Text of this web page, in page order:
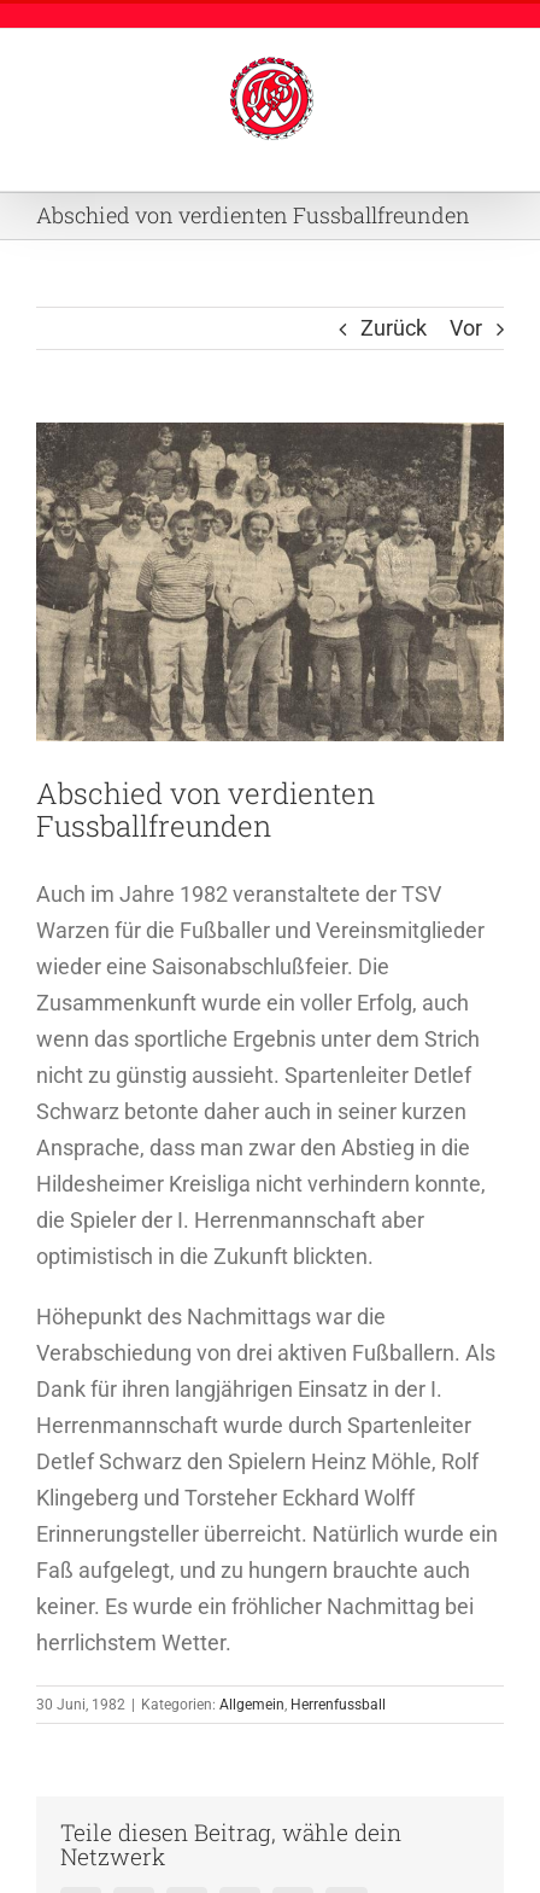
Abschied von verdienten Fussballfreunden
Zurück Vor
Zeige
grösseres
Bild
Abschied von verdienten
Fussballfreunden
Auch im Jahre 1982 veranstaltete der TSV
Warzen für die Fußballer und Vereinsmitglieder
wieder eine Saisonabschlußfeier. Die
Zusammenkunft wurde ein voller Erfolg, auch
wenn das sportliche Ergebnis unter dem Strich
nicht zu günstig aussieht. Spartenleiter Detlef
Schwarz betonte daher auch in seiner kurzen
Ansprache, dass man zwar den Abstieg in die
Hildesheimer Kreisliga nicht verhindern konnte,
die Spieler der I. Herrenmannschaft aber
optimistisch in die Zukunft blickten.
Höhepunkt des Nachmittags war die
Verabschiedung von drei aktiven Fußballern. Als
Dank für ihren langjährigen Einsatz in der I.
Herrenmannschaft wurde durch Spartenleiter
Detlef Schwarz den Spielern Heinz Möhle, Rolf
Klingeberg und Torsteher Eckhard Wolff
Erinnerungsteller überreicht. Natürlich wurde ein
Faß aufgelegt, und zu hungern brauchte auch
keiner. Es wurde ein fröhlicher Nachmittag bei
herrlichstem Wetter.
30 Juni, 1982 | Kategorien: Allgemein, Herrenfussball
Teile diesen Beitrag, wähle dein
Netzwerk